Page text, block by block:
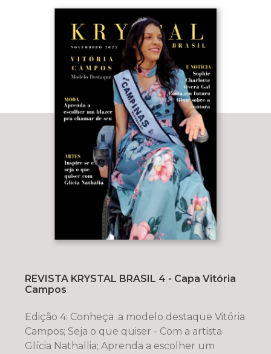
REVISTA KRYSTAL BRASIL 4 - Capa Vitória
Campos
Edição 4: Conheça .a modelo destaque Vitória
Campos; Seja o que quiser - Com a artista
Glícia Nathallia; Aprenda a escolher um